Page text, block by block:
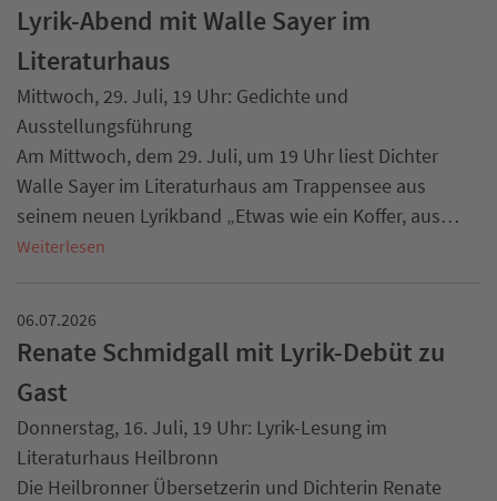
Lyrik-Abend mit Walle Sayer im
Literaturhaus
Mittwoch, 29. Juli, 19 Uhr: Gedichte und
Ausstellungsführung
Am Mittwoch, dem 29. Juli, um 19 Uhr liest Dichter
Walle Sayer im Literaturhaus am Trappensee aus
seinem neuen Lyrikband „Etwas wie ein Koffer, aus…
Weiterlesen
06.07.2026
Renate Schmidgall mit Lyrik-Debüt zu
Gast
Donnerstag, 16. Juli, 19 Uhr: Lyrik-Lesung im
Literaturhaus Heilbronn
Die Heilbronner Übersetzerin und Dichterin Renate